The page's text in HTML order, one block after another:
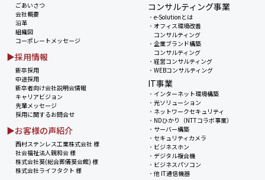
ごあいさつ
会社概要
沿革
組織図
コーポレートメッセージ
▶採用情報
新卒採用
中途採用
新卒者向け会社説明会情報
キャリアビジョン
先輩メッセージ
採用に関するお問合せ
▶お客様の声紹介
西村ステンレス工業株式会社 様
社会福祉法人親和会 様
株式会社葵(総合葬儀葵会館) 様
株式会社ライフタクト 様
コンサルティング事業
・e-Solutionとは
・オフィス環境改善
コンサルティング
・企業ブランド構築
コンサルティング
・経営コンサルティング
・WEBコンサルティング
IT事業
・ インターネット環境構築
・光ソリューション
・ ネットワークセキュリティ
・ NDひかり（NTTコラボ事業）
・ サーバー構築
・セキュリティカメラ
・ ビジネスホン
・デジタル複合機
・ ビジネスパソコン
・他 IT通信機器